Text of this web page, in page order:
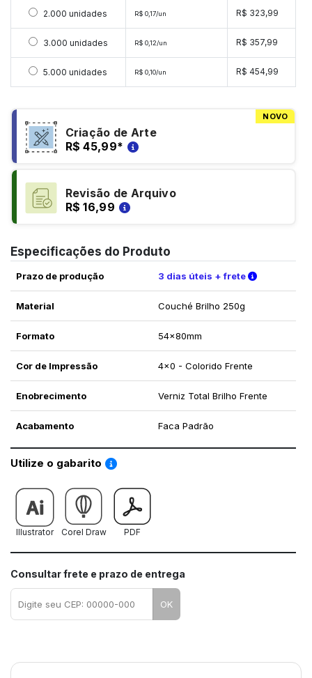
Selecionar 2000 unidades
2.000 unidades R$ 0,17/un R$ 323,99
Selecionar 3000 unidades
3.000 unidades R$ 0,12/un R$ 357,99
Selecionar 5000 unidades
5.000 unidades R$ 0,10/un R$ 454,99
NOVO
Criação de Arte
R$ 45,99*
Revisão de Arquivo
R$ 16,99
Especificações do Produto
Prazo de produção 3 dias úteis + frete Verifique
Material Couché Brilho 250g
Formato 54x80mm
Cor de Impressão 4x0 - Colorido Frente
Enobrecimento Verniz Total Brilho Frente
Acabamento Faca Padrão
Utilize o gabarito Saiba como utilizar os nossos gabaritos
Illustrator Corel Draw PDF
Consultar frete e prazo de entrega
OK